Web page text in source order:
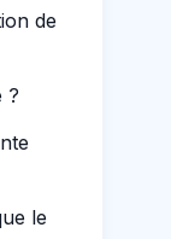
de
?
le